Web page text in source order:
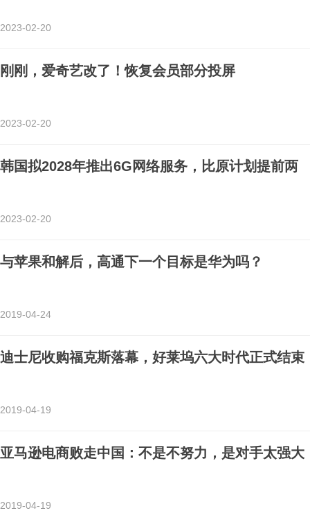
2023-02-20
刚刚，爱奇艺改了！恢复会员部分投屏
2023-02-20
韩国拟2028年推出6G网络服务，比原计划提前两
2023-02-20
与苹果和解后，高通下一个目标是华为吗？
2019-04-24
迪士尼收购福克斯落幕，好莱坞六大时代正式结束
2019-04-19
亚马逊电商败走中国：不是不努力，是对手太强大
2019-04-19